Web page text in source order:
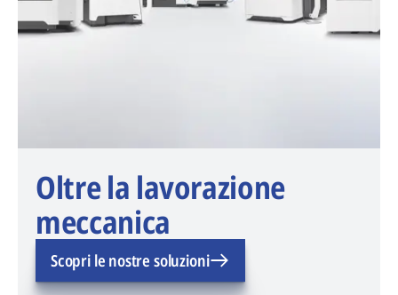
Oltre la lavorazione
meccanica
Scopri le nostre soluzioni